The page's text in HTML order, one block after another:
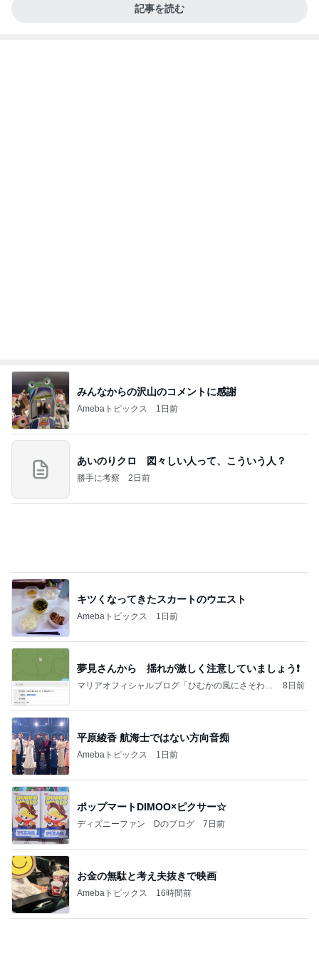
記事を読む
みんなからの沢山のコメントに感謝
Amebaトピックス 1日前
あいのりクロ 図々しい人って、こういう人？
勝手に考察 2日前
キツくなってきたスカートのウエスト
Amebaトピックス 1日前
夢見さんから 揺れが激しく注意していましょう❗️
マリアオフィシャルブログ「ひむかの風にさそわれ
8日前
平原綾香 航海士ではない方向音痴
Amebaトピックス 1日前
ポップマートDIMOO×ピクサー☆
ディズニーファン Dのブログ 7日前
お金の無駄と考え夫抜きで映画
Amebaトピックス 16時間前